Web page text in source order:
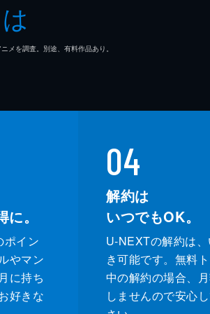
マルケイ
・ガプトン
・パティル
ン・チャゼル
ン・チャゼル
を調査。別途、有料作品あり。
。
ポイン
やマン
に持ち
好きな
04
解約は
いつでもOK。
U-NEXTの解約は
き可能です。無料
中の解約の場合、
しませんので安心